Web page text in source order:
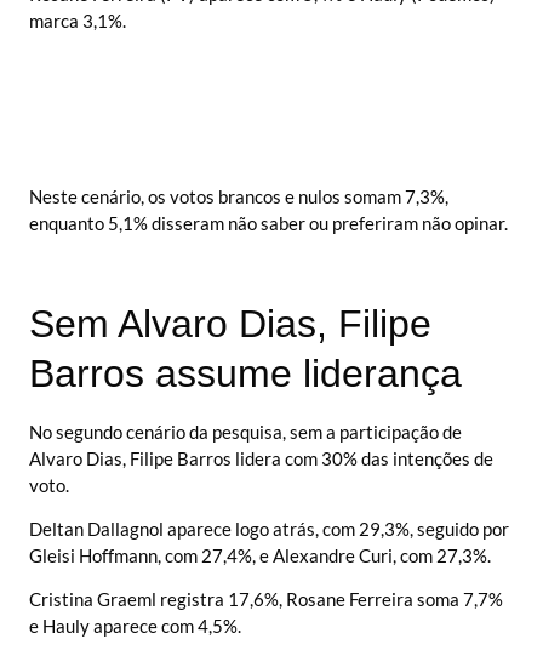
marca 3,1%.
Neste cenário, os votos brancos e nulos somam 7,3%,
enquanto 5,1% disseram não saber ou preferiram não opinar.
Sem Alvaro Dias, Filipe
Barros assume liderança
No segundo cenário da pesquisa, sem a participação de
Alvaro Dias, Filipe Barros lidera com 30% das intenções de
voto.
Deltan Dallagnol aparece logo atrás, com 29,3%, seguido por
Gleisi Hoffmann, com 27,4%, e Alexandre Curi, com 27,3%.
Cristina Graeml registra 17,6%, Rosane Ferreira soma 7,7%
e Hauly aparece com 4,5%.